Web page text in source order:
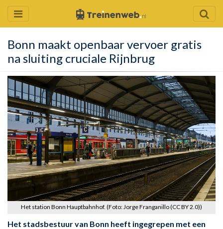
Bonn maakt openbaar vervoer gratis
na sluiting cruciale Rijnbrug
Het station Bonn Hauptbahnhof. (Foto: Jorge Franganillo (CC BY 2.0))
Het stadsbestuur van Bonn heeft ingegrepen met een